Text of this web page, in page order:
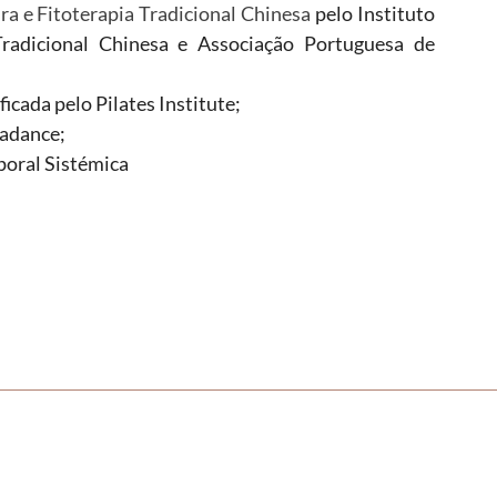
e Fitoterapia Tradicional Chinesa pelo Instituto
Chinesa e Associação Portuguesa de
pelo Pilates Institute;
Sistémica